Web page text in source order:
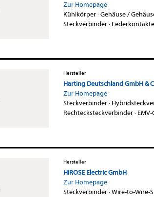
Zur Homepage
Kühlkörper·Gehäuse /
Steckverbinder· Federkontakte
Hersteller
Harting Deutschland GmbH &
Zur Homepage
Steckverbinder·
Rechtecksteckverbinder·
Hersteller
HIROSE Electric GmbH
Zur Homepage
Steckverbinder·Wire-to-Wire-